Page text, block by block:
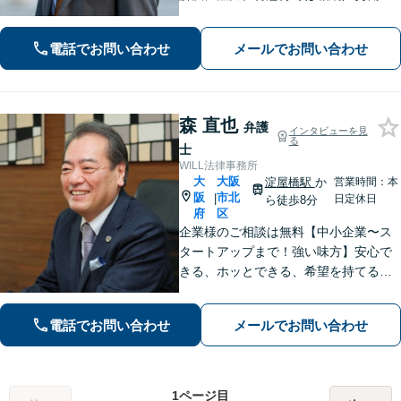
程にもこだわり、ご意向を汲んだ満足
度の高い解決を目指します。まずはお
気軽にお電話下さい。
電話でお問い合わせ メールでお問い合わせ
森 直也 弁護
士
インタビューを見
る
WILL法律事務所
大
阪
府
|
大阪
市北
区
淀屋橋駅 か
ら徒歩8分
営業時間：本
日定休日
企業様のご相談は無料【中小企業〜ス
タートアップまで！強い味方】安心で
きる、ホッとできる、希望を持てる法
成・確認、企業間・従業員トラブルな
ど【借金・不動産・債権回収・労働問
題に強い】
電話でお問い合わせ メールでお問い合わせ
1ページ目